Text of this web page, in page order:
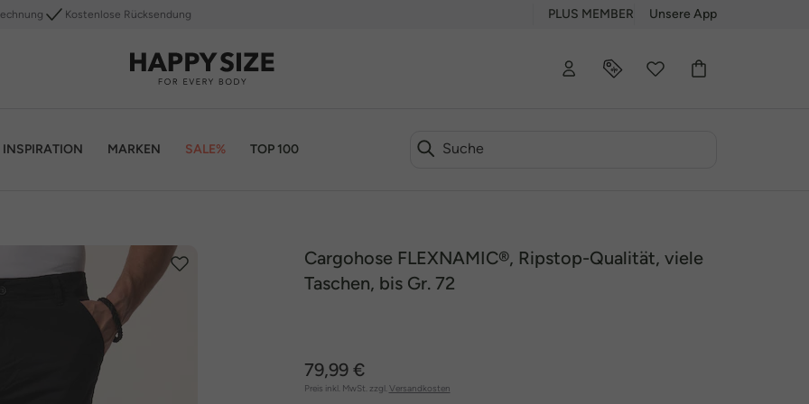
Kostenlose Rücksendung PLUS MEMBER Unsere App
INSPIRATION MARKEN SALE% TOP 100
Cargohose FLEXNAMIC®, Ripstop-Qualität, viele
Taschen, bis Gr. 72
79,99 €
Preis inkl. MwSt. zzgl. Versandkosten